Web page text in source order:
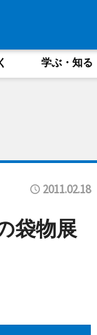
学ぶ・知る
2011.02.18
袋物展